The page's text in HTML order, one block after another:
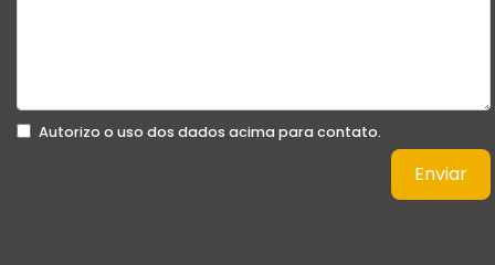
Autorizo o uso dos dados acima para contato.
Enviar